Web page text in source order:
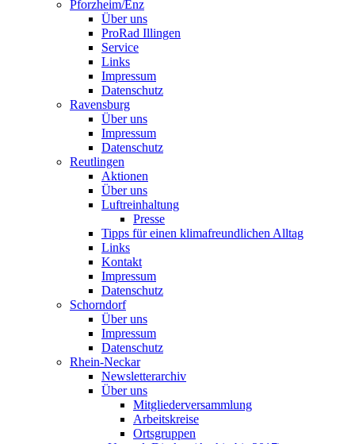
Pforzheim/Enz
Über uns
ProRad Illingen
Service
Links
Impressum
Datenschutz
Ravensburg
Über uns
Impressum
Datenschutz
Reutlingen
Aktionen
Über uns
Luftreinhaltung
Presse
Tipps für einen klimafreundlichen Alltag
Links
Kontakt
Impressum
Datenschutz
Schorndorf
Über uns
Impressum
Datenschutz
Rhein-Neckar
Newsletterarchiv
Über uns
Mitgliederversammlung
Arbeitskreise
Ortsgruppen